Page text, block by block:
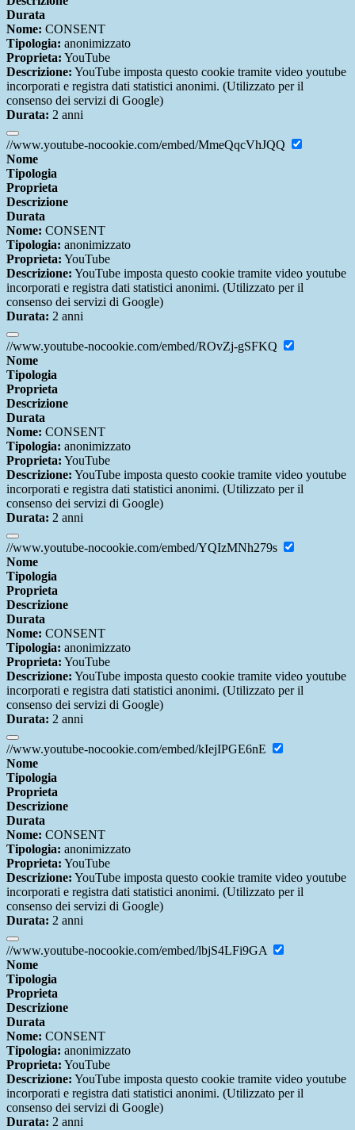
Durata
Nome: CONSENT
Tipologia: anonimizzato
Proprieta: YouTube
Descrizione: YouTube imposta questo cookie tramite video youtube
incorporati e registra dati statistici anonimi. (Utilizzato per il
consenso dei servizi di Google)
Durata: 2 anni
//www.youtube-nocookie.com/embed/MmeQqcVhJQQ
Nome
Tipologia
Proprieta
Descrizione
Durata
Nome: CONSENT
Tipologia: anonimizzato
Proprieta: YouTube
Descrizione: YouTube imposta questo cookie tramite video youtube
incorporati e registra dati statistici anonimi. (Utilizzato per il
consenso dei servizi di Google)
Durata: 2 anni
//www.youtube-nocookie.com/embed/ROvZj-gSFKQ
Nome
Tipologia
Proprieta
Descrizione
Durata
Nome: CONSENT
Tipologia: anonimizzato
Proprieta: YouTube
Descrizione: YouTube imposta questo cookie tramite video youtube
incorporati e registra dati statistici anonimi. (Utilizzato per il
consenso dei servizi di Google)
Durata: 2 anni
//www.youtube-nocookie.com/embed/YQIzMNh279s
Nome
Tipologia
Proprieta
Descrizione
Durata
Nome: CONSENT
Tipologia: anonimizzato
Proprieta: YouTube
Descrizione: YouTube imposta questo cookie tramite video youtube
incorporati e registra dati statistici anonimi. (Utilizzato per il
consenso dei servizi di Google)
Durata: 2 anni
//www.youtube-nocookie.com/embed/kIejIPGE6nE
Nome
Tipologia
Proprieta
Descrizione
Durata
Nome: CONSENT
Tipologia: anonimizzato
Proprieta: YouTube
Descrizione: YouTube imposta questo cookie tramite video youtube
incorporati e registra dati statistici anonimi. (Utilizzato per il
consenso dei servizi di Google)
Durata: 2 anni
//www.youtube-nocookie.com/embed/lbjS4LFi9GA
Nome
Tipologia
Proprieta
Descrizione
Durata
Nome: CONSENT
Tipologia: anonimizzato
Proprieta: YouTube
Descrizione: YouTube imposta questo cookie tramite video youtube
incorporati e registra dati statistici anonimi. (Utilizzato per il
consenso dei servizi di Google)
Durata: 2 anni